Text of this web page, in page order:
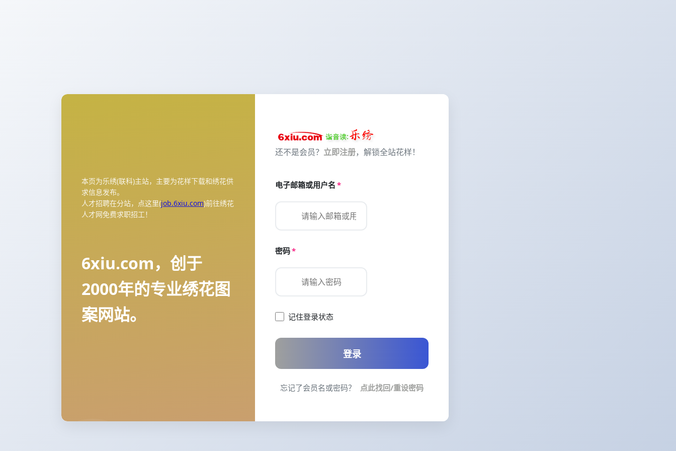
本页为乐绣(联科)主站，主要为花样下载和绣花供
求信息发布。
人才招聘在分站，点这里(job.6xiu.com)前往绣花
人才网免费求职招工！
6xiu.com，创于
2000年的专业绣花图
案网站。
还不是会员？ 立即注册，解锁全站花样！
电子邮箱或用户名 *
密码*
记住登录状态
登录
忘记了会员名或密码？ 点此找回/重设密码